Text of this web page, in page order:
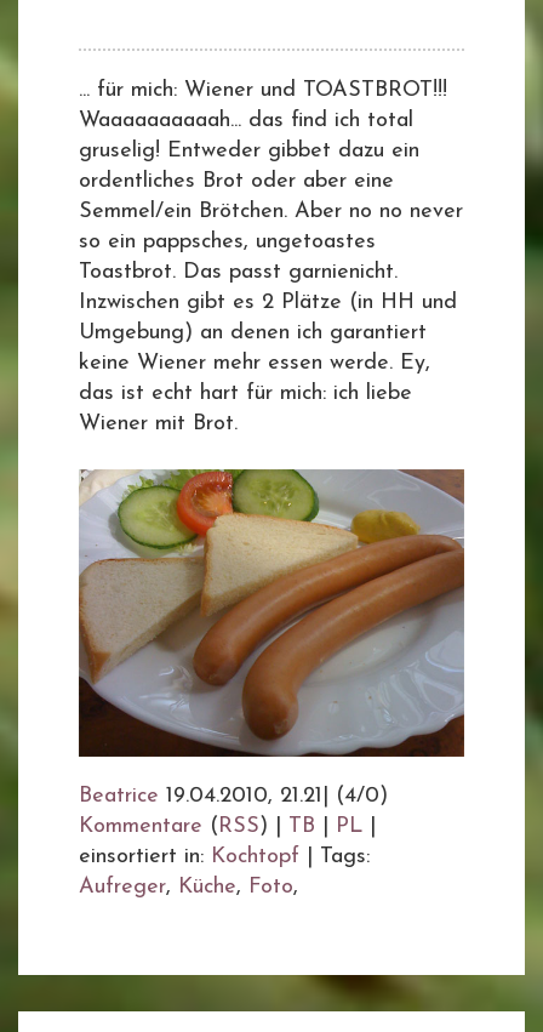
... für mich: Wiener und TOASTBROT!!!
Waaaaaaaaaah... das find ich total
gruselig! Entweder gibbet dazu ein
ordentliches Brot oder aber eine
Semmel/ein Brötchen. Aber no no never
so ein pappsches, ungetoastes
Toastbrot. Das passt garnienicht.
Inzwischen gibt es 2 Plätze (in HH und
Umgebung) an denen ich garantiert
keine Wiener mehr essen werde. Ey,
das ist echt hart für mich: ich liebe
Wiener mit Brot.
Beatrice 19.04.2010, 21.21
(4/0)
Kommentare ( RSS) | TB PL
einsortiert in: Kochtopf
Tags:
Aufreger, Küche, Foto,